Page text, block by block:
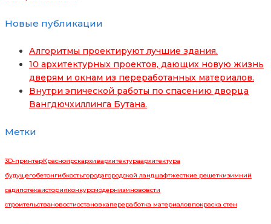
Новые публикации
Алгоритмы проектируют лучшие здания.
10 архитектурных проектов, дающих новую жизнь
дверям и окнам из переработанных материалов.
Внутри эпической работы по спасению дворца
Вангдючхиллинга Бутана.
Метки
3D-принтерКрасноярскархивархитектураархитектура
будущегобетонгибкостьгородагородской ландшафтжесткие решеткизимний
садипотекаисторияконкурсмодернизмнововсти
строительствановостиостановкапереработка материаловпокраска стен